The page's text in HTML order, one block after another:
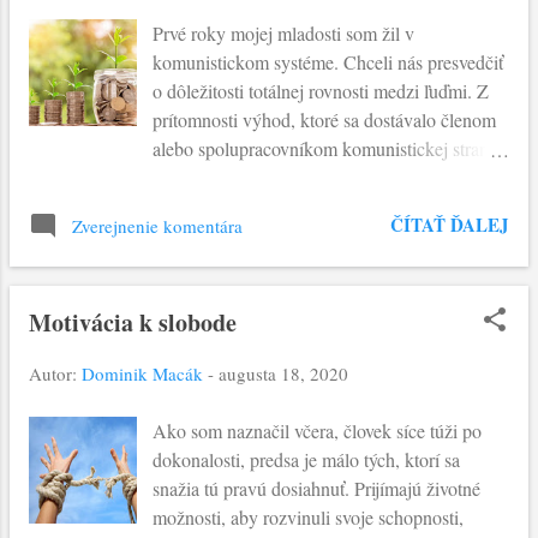
povrchnosťou a banálnosťou. V pozadí
neprijatia pozvania či povrchnosti v prijatí je
možno jeden radikálny dôvod. Skúmajme, či
sa nedotýka i nás. Hovorím o neschopnosti
moderného človeka vstúpiť do “logiky Božej
jeho hostinu si nemusíme zaslúžiť. Volá
každého - a ako sa hovorí: “čo nič nestojí, za
nič nestojí”. Pre pozvaných to bola práca na
Prvé roky mojej mladosti som žil v
komunistickom systéme. Chceli nás presvedčiť
o dôležitosti totálnej rovnosti medzi ľuďmi. Z
prítomnosti výhod, ktoré sa dostávalo členom
alebo spolupracovníkom komunistickej strany,
bola považovaná za nespravodlivú, ktorá
vytvára sociálne rozdiely. Ale, človek
nepotrebuje veľa inteligencie, aby si uvedomil,
že aj matka v rodine sa správa inak ku skoro
a tento jej postoj je spravodlivý. I dnešné
nespravodlivé zaobchádzanie s robotníkmi zo
strany hospodára. Každý z nich dostáva
rovnakú odmenu, aj keď vykonali odlišnú
prácu. Cirkevní otcovia našli skvelú odpoveď
Zverejnenie komentára ČÍTAŤ ĎALEJ
Motivácia k slobode
Autor: Dominik Macák - augusta 18, 2020
Ako som naznačil včera, človek síce túži po
dokonalosti, predsa je málo tých, ktorí sa
snažia tú pravú dosiahnuť. Prijímajú životné
možnosti, aby rozvinuli svoje schopnosti,